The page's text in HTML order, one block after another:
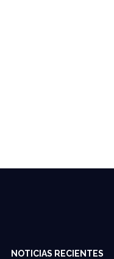
NOTICIAS RECIENTES